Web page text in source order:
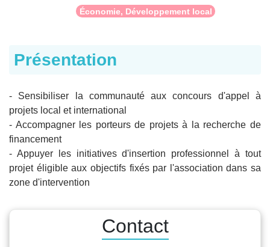
Économie, Développement local
Présentation
- Sensibiliser la communauté aux concours d'appel à
projets local et international
- Accompagner les porteurs de projets à la recherche de
financement
- Appuyer les initiatives d'insertion professionnel à tout
projet éligible aux objectifs fixés par l'association dans sa
zone d'intervention
Contact